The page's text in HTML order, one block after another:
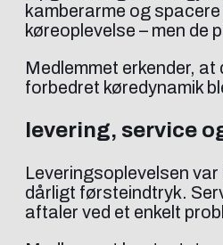
kamberarme og
køreoplevelse – men
Medlemmet erkender,
forbedret køredynamik
levering, service
Leveringsoplevelsen
dårligt førsteindtryk.
aftaler ved et enkelt